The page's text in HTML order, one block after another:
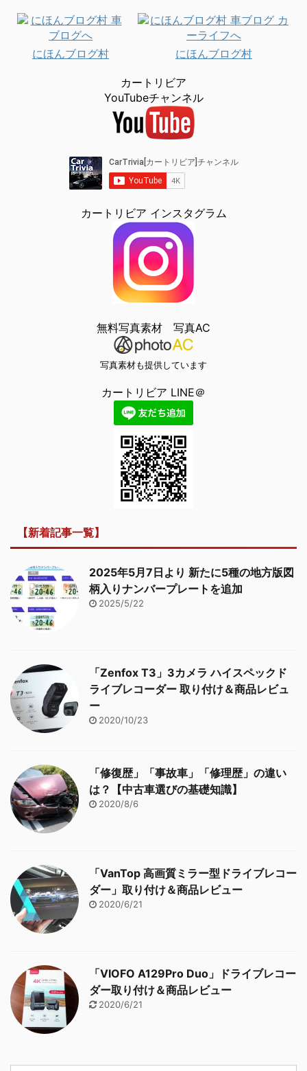
にほんブログ村 にほんブログ村
カートリビア
YouTubeチャンネル
カートリビア インスタグラム
無料写真素材 写真AC
写真素材も提供しています
カートリビア LINE＠
【新着記事一覧】
2025年5月7日より 新たに5種の地方版図
柄入りナンバープレートを追加
2025/5/22
「Zenfox T3」3カメラ ハイスペックド
ライブレコーダー 取り付け＆商品レビュ
ー
2020/10/23
「修復歴」「事故車」「修理歴」の違い
は？【中古車選びの基礎知識】
2020/8/6
「VanTop 高画質ミラー型ドライブレコー
ダー」取り付け＆商品レビュー
2020/6/21
「VIOFO A129Pro Duo」ドライブレコー
ダー取り付け＆商品レビュー
2020/6/21